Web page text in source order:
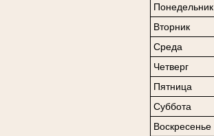
Понедельник
Вторник
Среда
Четверг
Пятница
Суббота
Воскресенье